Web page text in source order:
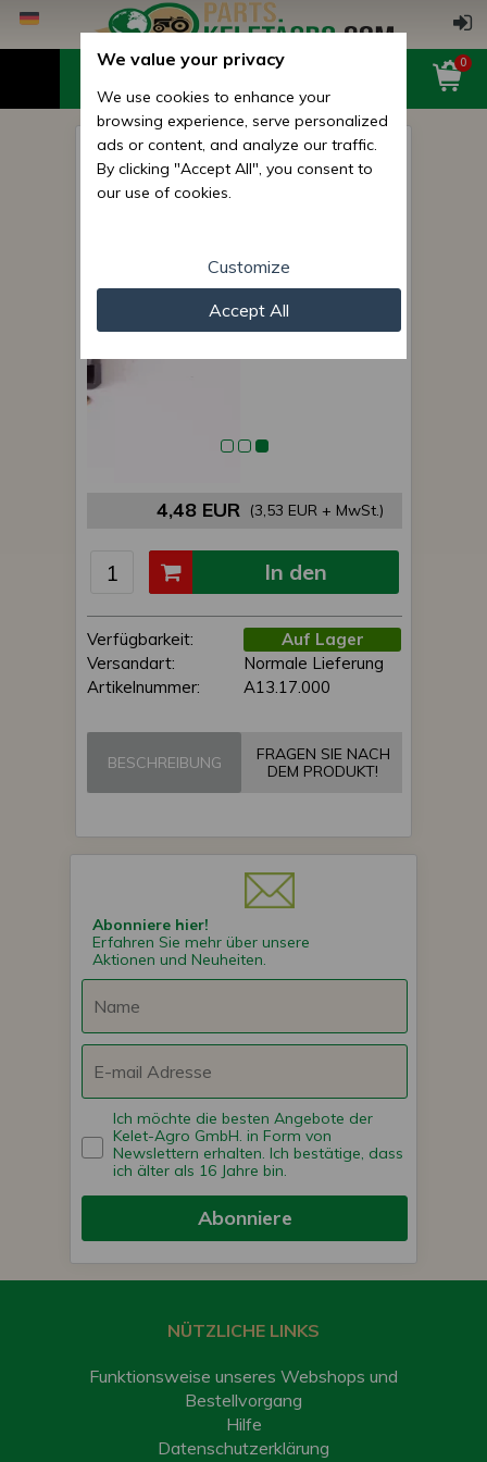
0
MTS Bedienhebel Griff
(Zapfwelle, Leistungskraft-
4,48 EUR (3,53 EUR + MwSt.)
Verfügbarkeit:
Auf Lager
Versandart:
Normale Lieferung
Artikelnummer:
A13.17.000
In den
Einkaufswagen
BESCHREIBUNG
FRAGEN SIE NACH
DEM PRODUKT!
Abonniere hier!
Erfahren Sie mehr über unsere
Aktionen und Neuheiten.
Ich möchte die besten Angebote der
Kelet-Agro GmbH. in Form von
Newslettern erhalten. Ich bestätige, dass
ich älter als 16 Jahre bin.
Abonniere
NÜTZLICHE LINKS
Funktionsweise unseres Webshops und
Bestellvorgang
Hilfe
Datenschutzerklärung
We value your privacy
We use cookies to enhance your
browsing experience, serve personalized
ads or content, and analyze our traffic.
By clicking "Accept All", you consent to
our use of cookies.
Customize
Accept All